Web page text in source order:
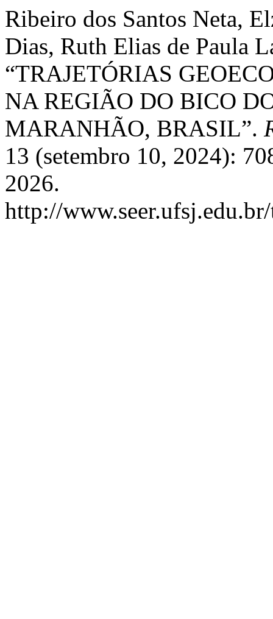
Ribeiro dos Santos Neta,
Dias, Ruth Elias de Paula
“TRAJETÓRIAS
NA REGIÃO DO BICO
MARANHÃO, BRASIL”.
13 (setembro 10, 2024):
2026.
http://